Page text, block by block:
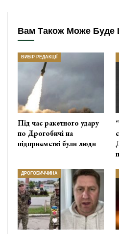
Вам Також Може Буде
ВИБІР РЕДАКЦІЇ
Під час ракетного удару
по Дрогобичі на
підприємстві були люди
ДРОГОБИЧЧИНА